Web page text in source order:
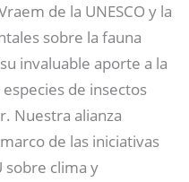
de la UNESCO y la
sobre la fauna
invaluable aporte a la
de insectos
Nuestra alianza
de las iniciativas
sobre clima y